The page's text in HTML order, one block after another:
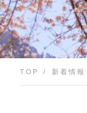
TOP 新着情報